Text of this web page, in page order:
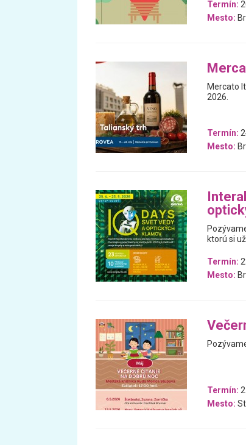
Termín:
Mesto:
Mercato
2026.
Termín:
Mesto:
ktorú si
Termín:
Mesto:
Termín:
Mesto: